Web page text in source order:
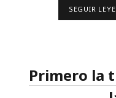
SEGUIR
Primero la